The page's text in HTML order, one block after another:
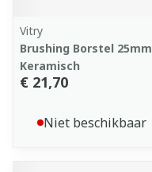
Vitry
Brushing Borstel 25mm
Keramisch
€ 21,70
Niet beschikbaar